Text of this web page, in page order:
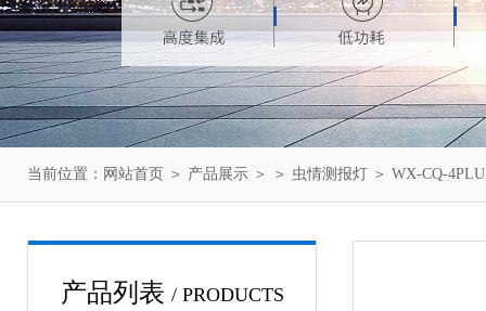
当前位置： 网站首页 ＞ 产品展示 ＞ ＞ 虫情测报灯 ＞ WX-CQ-
产品列表 / PRODUCTS